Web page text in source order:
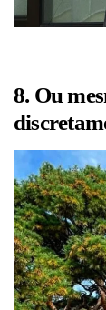
8. Ou